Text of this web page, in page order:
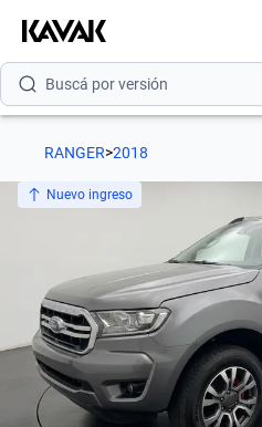
Buscá por modelo
Buscá por versión
Buscá por marca
Buscá por versión
Buscá por año
RANGER>2018
Nuevo ingreso